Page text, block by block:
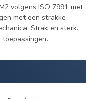
volgens ISO 7991 met
met een strakke
Strak en sterk.